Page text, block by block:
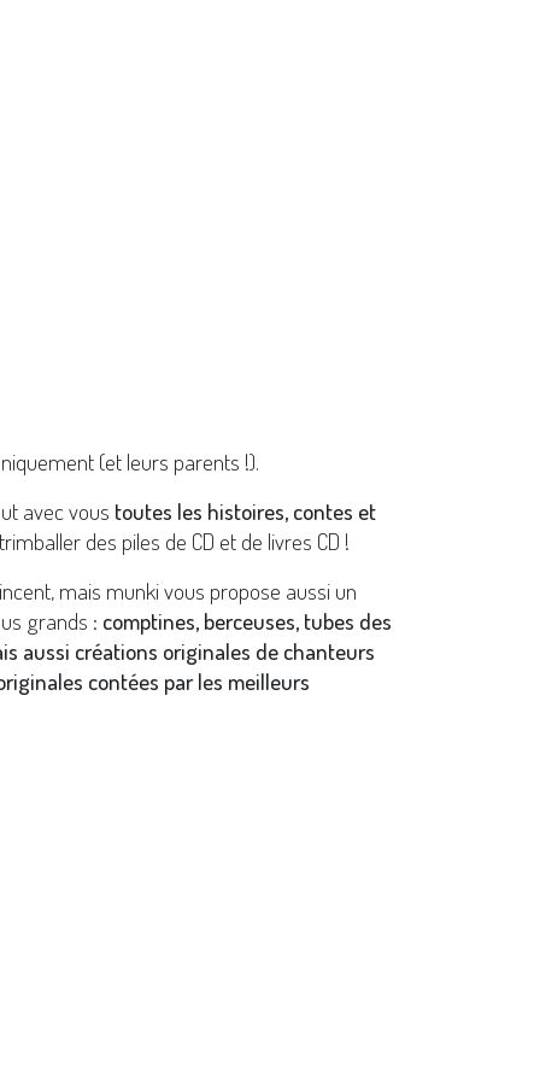
(et leurs parents !).
avec vous toutes les histoires, contes et
des piles de CD et de livres CD !
mais munki vous propose aussi un
grands : comptines, berceuses, tubes des
aussi créations originales de chanteurs
contées par les meilleurs